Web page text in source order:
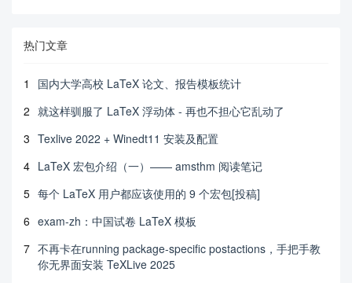
热门文章
1
国内大学高校 LaTeX 论文、报告模板统计
2 就这样驯服了 LaTeX 浮动体 - 再也不担心它乱动了
3 Texlive 2022 + Winedt11 安装及配置
4 LaTeX 宏包介绍（一）—— amsthm 阅读笔记
5 每个 LaTeX 用户都应该使用的 9 个宏包[投稿]
6 exam-zh：中国试卷 LaTeX 模板
7 不再卡在running package-specific postactions，手把手教
你无界面安装 TeXLive 2025